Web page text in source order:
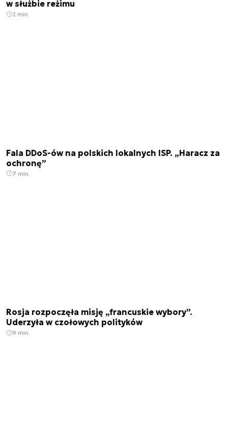
w służbie reżimu
2 min.
Fala DDoS-ów na polskich lokalnych ISP. „Haracz za
ochronę”
7 min.
Rosja rozpoczęła misję „francuskie wybory”.
Uderzyła w czołowych polityków
9 min.